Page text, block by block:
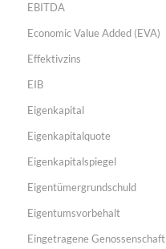
EBITDA
Economic Value Added (EVA)
Effektivzins
EIB
Eigenkapital
Eigenkapitalquote
Eigenkapitalspiegel
Eigentümergrundschuld
Eigentumsvorbehalt
Eingetragene Genossenschaft